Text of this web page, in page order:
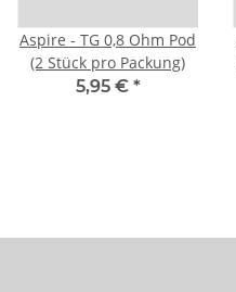
Aspire - TG 0,8 Ohm Pod
(2 Stück pro Packung)
5,95 € *